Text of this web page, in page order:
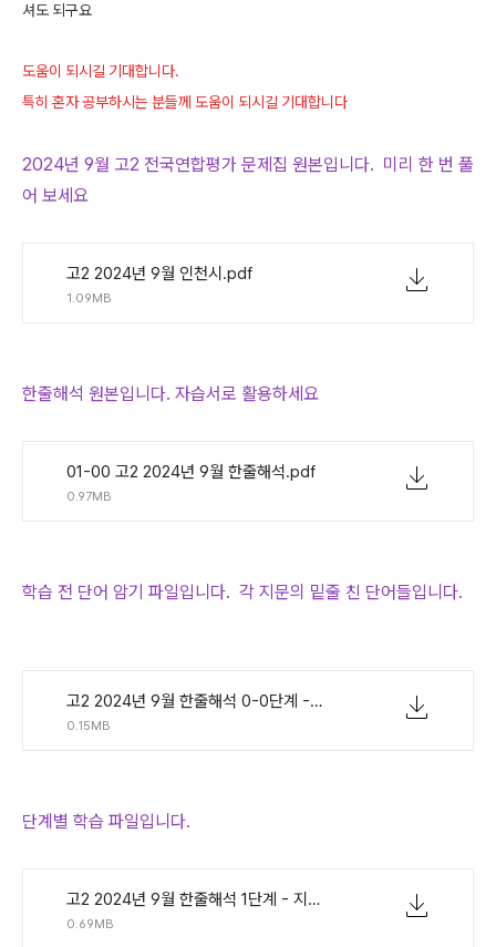
셔도 되구요
도움이 되시길 기대합니다.
특히 혼자 공부하시는 분들께 도움이 되시길 기대합니다
2024년 9월 고2 전국연합평가 문제집 원본입니다. 미리 한 번 풀
어 보세요
고2 2024년 9월 인천시.pdf
1.09MB
한줄해석 원본입니다. 자습서로 활용하세요
01-00 고2 2024년 9월 한줄해석.pdf
0.97MB
학습 전 단어 암기 파일입니다. 각 지문의 밑줄 친 단어들입니다.
고2 2024년 9월 한줄해석 0-0단계 - 단어연습.pdf
0.15MB
단계별 학습 파일입니다.
고2 2024년 9월 한줄해석 1단계 - 지문만.pdf
0.69MB